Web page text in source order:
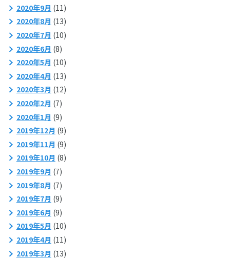
2020年9月 (11)
2020年8月 (13)
2020年7月 (10)
2020年6月 (8)
2020年5月 (10)
2020年4月 (13)
2020年3月 (12)
2020年2月 (7)
2020年1月 (9)
2019年12月 (9)
2019年11月 (9)
2019年10月 (8)
2019年9月 (7)
2019年8月 (7)
2019年7月 (9)
2019年6月 (9)
2019年5月 (10)
2019年4月 (11)
2019年3月 (13)